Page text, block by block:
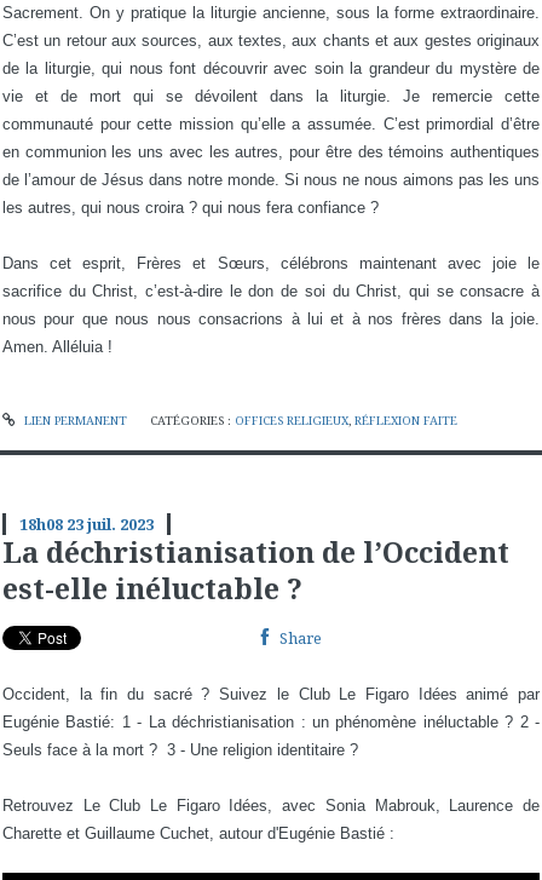
Sacrement. On y pratique la liturgie ancienne, sous la forme extraordinaire.
C’est un retour aux sources, aux textes, aux chants et aux gestes originaux
de la liturgie, qui nous font découvrir avec soin la grandeur du mystère de
vie et de mort qui se dévoilent dans la liturgie. Je remercie cette
communauté pour cette mission qu’elle a assumée. C’est primordial d’être
en communion les uns avec les autres, pour être des témoins authentiques
de l’amour de Jésus dans notre monde. Si nous ne nous aimons pas les uns
les autres, qui nous croira ? qui nous fera confiance ?
Dans cet esprit, Frères et Sœurs, célébrons maintenant avec joie le
sacrifice du Christ, c’est-à-dire le don de soi du Christ, qui se consacre à
nous pour que nous nous consacrions à lui et à nos frères dans la joie.
Amen. Alléluia !
LIEN PERMANENT CATÉGORIES : OFFICES RELIGIEUX, RÉFLEXION FAITE
18h08 23juil. 2023
La déchristianisation de l’Occident
est-elle inéluctable ?
Share
Occident, la fin du sacré ? Suivez le Club Le Figaro Idées animé par
Eugénie Bastié: 1 - La déchristianisation : un phénomène inéluctable ? 2 -
Seuls face à la mort ? 3 - Une religion identitaire ?
Retrouvez Le Club Le Figaro Idées, avec Sonia Mabrouk, Laurence de
Charette et Guillaume Cuchet, autour d'Eugénie Bastié :